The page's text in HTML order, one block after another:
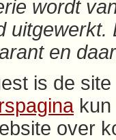
wordt
en
is de
kun
over